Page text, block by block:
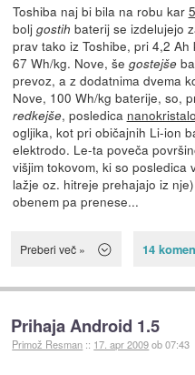
Toshiba naj bi bila na robu kar
bolj gostih baterij se izdelujejo
prav tako iz Toshibe, pri 4,2
67 Wh/kg. Nove, še gostejše
prevoz, a z dodatnima dvema
Nove, 100 Wh/kg baterije, so,
redkejše, posledica
ogljika, kot pri običajnih Li-ion
elektrodo. Le-ta poveča
višjim tokovom, ki so
lažje oz. hitreje prehajajo iz
obenem pa prenese...
Preberi več » 14
Prihaja Android 1.5
Primož Resman :: 17. apr 2009ob 07:43